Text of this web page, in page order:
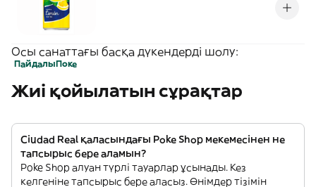
Осы санаттағы басқа дүкендерді шолу:
ПайдалыПоке
Жиі қойылатын сұрақтар
Ciudad Real қаласындағы Poke Shop мекемесінен не
тапсырыс бере аламын?
Poke Shop алуан түрлі тауарлар ұсынады. Кез
келгеніне тапсырыс бере аласыз. Өнімдер тізімін